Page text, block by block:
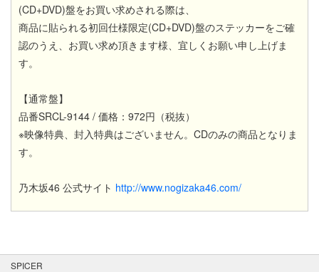
(CD+DVD)盤をお買い求めされる際は、
商品に貼られる初回仕様限定(CD+DVD)盤のステッカーをご確
認のうえ、お買い求め頂きます様、宜しくお願い申し上げま
す。
【通常盤】
品番SRCL-9144 / 価格：972円（税抜）
※映像特典、封入特典はございません。CDのみの商品となりま
す。
乃木坂46 公式サイト http://www.nogizaka46.com/
SPICER